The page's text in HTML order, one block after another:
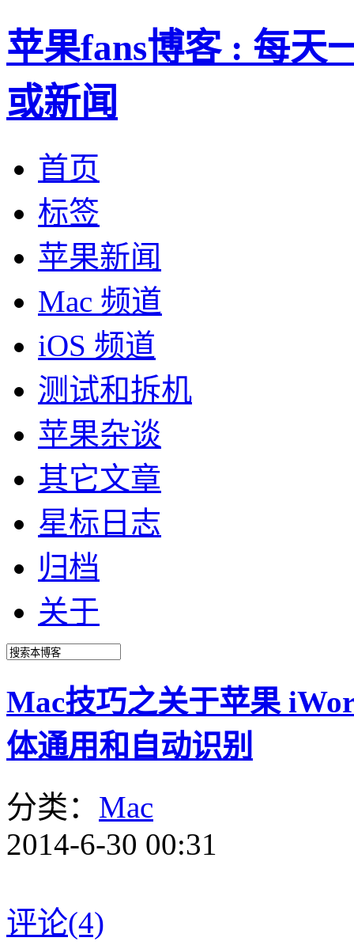
苹果fans博客 : 每天
或新闻
首页
标签
苹果新闻
Mac 频道
iOS 频道
测试和拆机
苹果杂谈
其它文章
星标日志
归档
关于
Mac技巧之关于苹果
体通用和自动识别
分类： Mac
2014-6-30 00:31
评论(4)